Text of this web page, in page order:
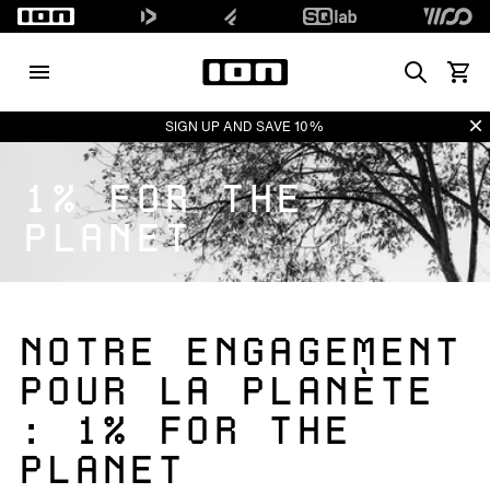
Search
Voir
SIGN UP AND SAVE 10%
1% FOR THE
PLANET
NOTRE ENGAGEMENT
POUR LA PLANÈTE
: 1% FOR THE
PLANET